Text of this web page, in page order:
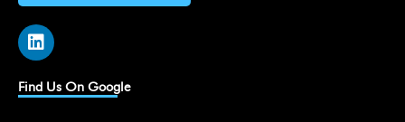
L
i
k
e
Find Us On Google